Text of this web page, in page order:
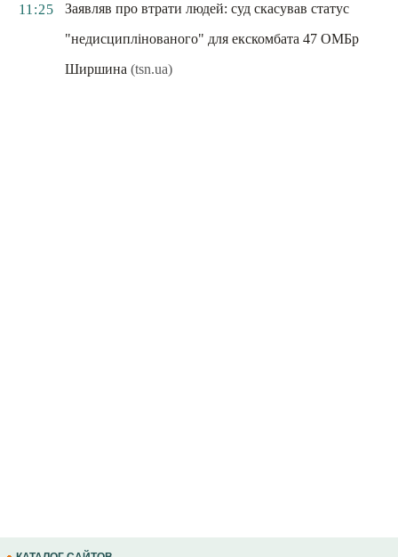
11:25
Заявляв про втрати людей: суд скасував статус
"недисциплінованого" для екскомбата 47 ОМБр
Ширшина (tsn.ua)